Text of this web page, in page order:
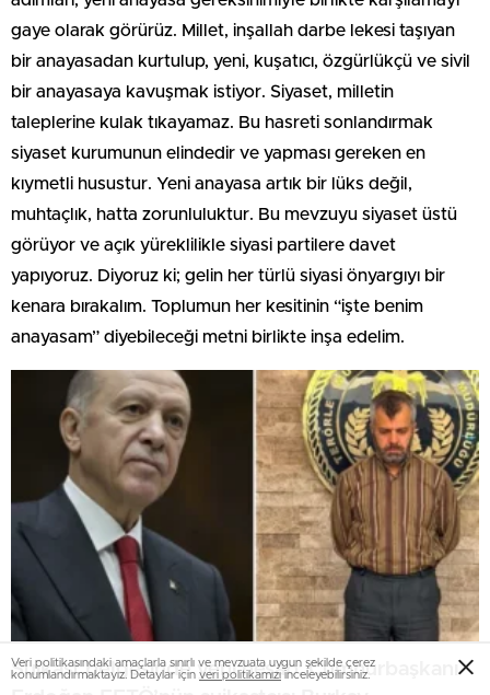
gaye olarak görürüz. Millet, inşallah darbe lekesi taşıyan
bir anayasadan kurtulup, yeni, kuşatıcı, özgürlükçü ve sivil
bir anayasaya kavuşmak istiyor. Siyaset, milletin
taleplerine kulak tıkayamaz. Bu hasreti sonlandırmak
siyaset kurumunun elindedir ve yapması gereken en
kıymetli husustur. Yeni anayasa artık bir lüks değil,
muhtaçlık, hatta zorunluluktur. Bu mevzuyu siyaset üstü
görüyor ve açık yüreklilikle siyasi partilere davet
yapıyoruz. Diyoruz ki; gelin her türlü siyasi önyargıyı bir
kenara bırakalım. Toplumun her kesitinin “işte benim
anayasam” diyebileceği metni birlikte inşa edelim.
Suikast belgesinde yeni hesap: Cumhurbaşkanı
Veri politikasındaki amaçlarla sınırlı ve mevzuata uygun şekilde çerez
konumlandırmaktayız. Detaylar için veri politikamızı inceleyebilirsiniz.